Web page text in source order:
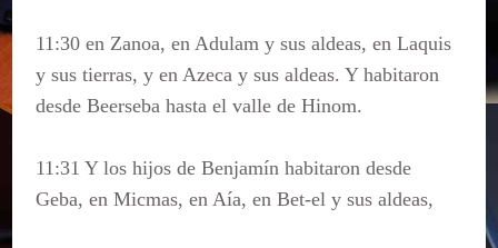
11:30 en Zanoa, en Adulam y sus aldeas, en Laquis
y sus tierras, y en Azeca y sus aldeas. Y habitaron
desde Beerseba hasta el valle de Hinom.
11:31 Y los hijos de Benjamín habitaron desde
Geba, en Micmas, en Aía, en Bet-el y sus aldeas,